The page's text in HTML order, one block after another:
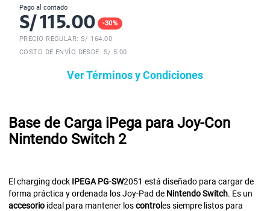
Pago al contado
S/115.00 -30%
PRECIO REGULAR: S/ 164.00
COSTO DE ENVÍO DESDE: S/ 5.00
Ver Términos y Condiciones
Base de Carga iPega para Joy-Con
Nintendo Switch 2
El charging dock IPEGA PG-SW2051 está diseñado para cargar de
forma práctica y ordenada los Joy-Pad de NintendoSwitch. Es un
accesorio ideal para mantener loscontroles siempre listos para